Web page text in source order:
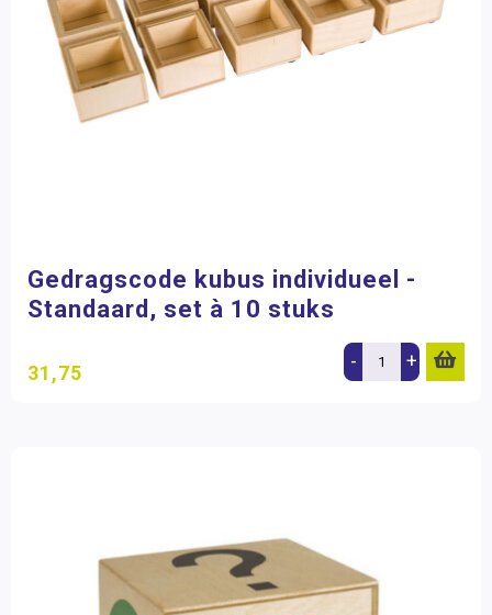
Gedragscode kubus individueel -
Standaard, set à 10 stuks
31,75 - +